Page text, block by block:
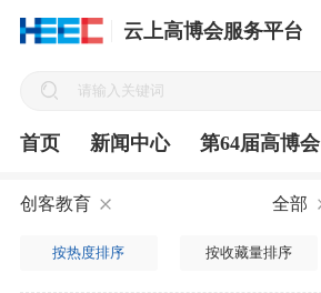
云上高博会服务平台
首页 新闻中心 第64届高博会
创客教育 全部
按热度排序 按收藏量排序